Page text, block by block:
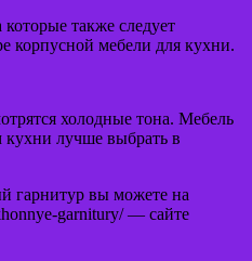
также следует
корпусной мебели для кухни.
холодные тона. Мебель
лучше выбрать в
гарнитур вы можете на
garnitury/ — сайте